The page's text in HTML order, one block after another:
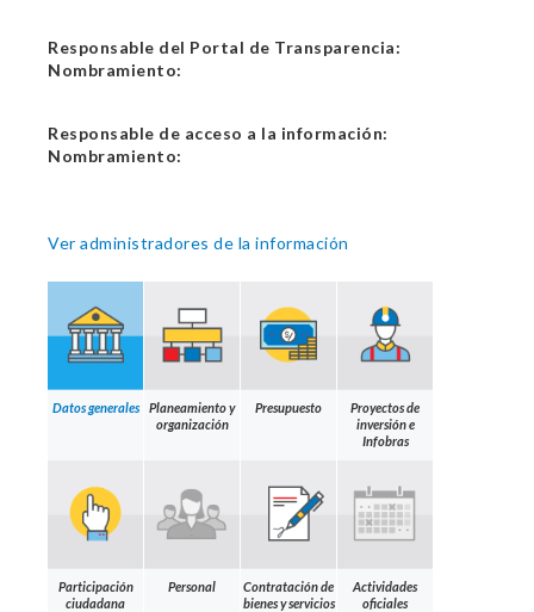
Responsable del Portal de Transparencia:
Nombramiento:
Responsable de acceso a la información:
Nombramiento:
Ver administradores de la información
Datos generales
Planeamiento y
organización
Presupuesto
Proyectos de
inversión e
Infobras
Participación
ciudadana
Personal
Contratación de
bienes y servicios
Actividades
oficiales